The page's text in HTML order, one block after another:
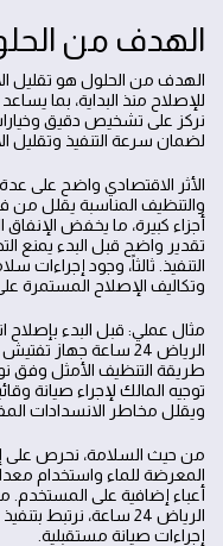
الهدف من
الهدف من الحلول هو تقليل
للإصلاح منذ البداية، بما
نركز على تشخيص دقيق
لضمان سرعة التنفيذ وتقليل
الأثر الاقتصادي واضح على عدة
والتنظيف المناسبة يقلل من
أجزاء كبيرة، ما يخفض الإنفاق
تقدير واضح قبل البدء يمنع
التنفيذ. ثالثاً، وجود إجراءات
وتكاليف الإصلاح المستمرة
مثال عملي: قبل البدء
الرياض 24 ساعة جهاز
طريقة التنظيف الأمثل وفق
توجيه المالك لإجراء صيانة
ويقلل مخاطر الانسدادات
من حيث السلامة، نحرص على
المعرضة للماء واستخدام
أعباء إضافية على
الرياض 24 ساعة،
إجراءات صيانة مستقبلية.